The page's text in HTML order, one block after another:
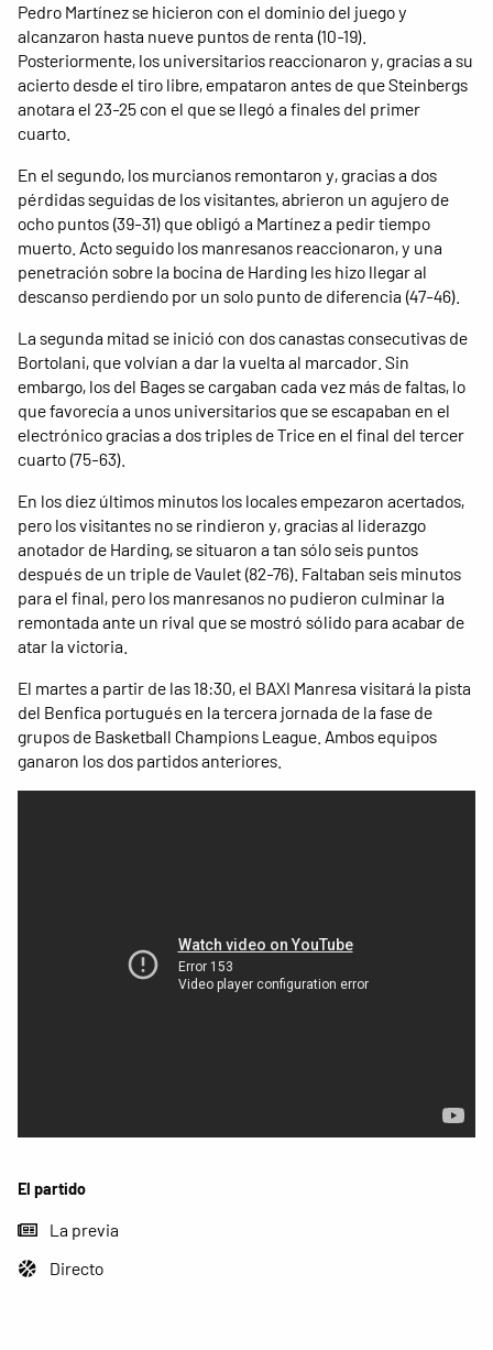
El partido
La previa
Directo
Pedro Martínez se hicieron con el dominio del juego y
alcanzaron hasta nueve puntos de renta (10-19).
Posteriormente, los universitarios reaccionaron y, gracias a su
acierto desde el tiro libre, empataron antes de que Steinbergs
anotara el 23-25 ​​con el que se llegó a finales del primer
cuarto.
En el segundo, los murcianos remontaron y, gracias a dos
pérdidas seguidas de los visitantes, abrieron un agujero de
ocho puntos (39-31) que obligó a Martínez a pedir tiempo
muerto. Acto seguido los manresanos reaccionaron, y una
penetración sobre la bocina de Harding les hizo llegar al
descanso perdiendo por un solo punto de diferencia (47-46).
La segunda mitad se inició con dos canastas consecutivas de
Bortolani, que volvían a dar la vuelta al marcador. Sin
embargo, los del Bages se cargaban cada vez más de faltas, lo
que favorecía a unos universitarios que se escapaban en el
electrónico gracias a dos triples de Trice en el final del tercer
cuarto (75-63).
En los diez últimos minutos los locales empezaron acertados,
pero los visitantes no se rindieron y, gracias al liderazgo
anotador de Harding, se situaron a tan sólo seis puntos
después de un triple de Vaulet (82-76). Faltaban seis minutos
para el final, pero los manresanos no pudieron culminar la
remontada ante un rival que se mostró sólido para acabar de
atar la victoria.
El martes a partir de las 18:30, el BAXI Manresa visitará la pista
del Benfica portugués en la tercera jornada de la fase de
grupos de Basketball Champions League. Ambos equipos
ganaron los dos partidos anteriores.